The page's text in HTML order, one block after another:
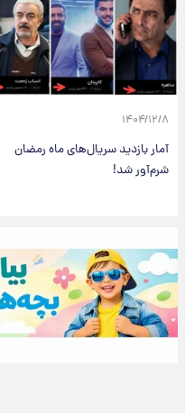
۱۴۰۴/۱۲/۸
آمار بازدید سریال‌های ماه رمضان
شرم‌آور شد!